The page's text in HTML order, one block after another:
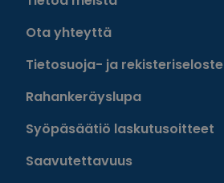
Ota yhteyttä
Tietosuoja- ja rekisteriseloste
Rahankeräyslupa
Syöpäsäätiö laskutusoitteet
Saavutettavuus